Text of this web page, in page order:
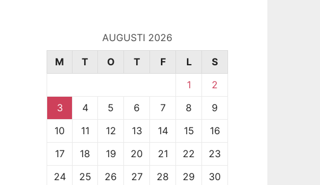
AUGUSTI 2026
M
T O T F L
S
1
2
3
4 5 6 7 8
9
10
11 12 13 14 15
16
17
18 19 20 21 22
23
24
25 26 27 28 29
30